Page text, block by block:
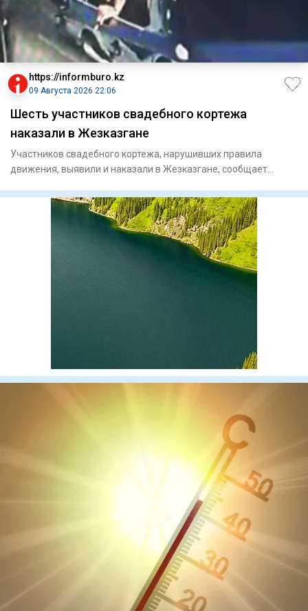
https://informburo.kz
09 Августа 2026 22:06
Шесть участников свадебного кортежа
наказали в Жезказгане
Участников свадебного кортежа, нарушивших правила
движения, выявили и наказали в Жезказгане, сообщает